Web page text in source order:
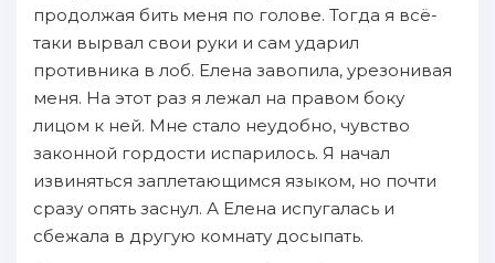
продолжая бить меня по голове. Тогда я всё-
таки вырвал свои руки и сам ударил
противника в лоб. Елена завопила, урезонивая
меня. На этот раз я лежал на правом боку
лицом к ней. Мне стало неудобно, чувство
законной гордости испарилось. Я начал
извиняться заплетающимся языком, но почти
сразу опять заснул. А Елена испугалась и
сбежала в другую комнату досыпать.